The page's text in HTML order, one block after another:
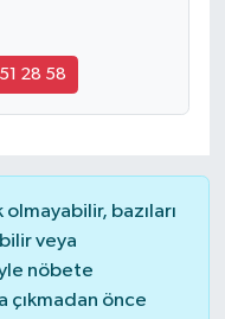
28 58
bazıları
veya
nöbete
çıkmadan önce